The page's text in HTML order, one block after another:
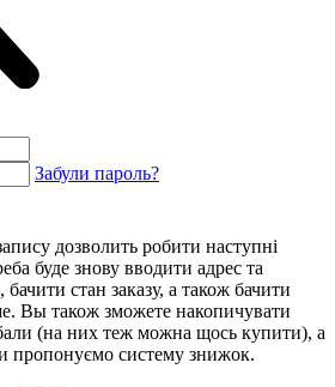
Забули пароль?
дозволить робити наступні
буде знову вводити адрес та
стан заказу, а також бачити
Вы також зможете накопичувати
(на них теж можна щось купити), а
пропонуємо систему знижок.